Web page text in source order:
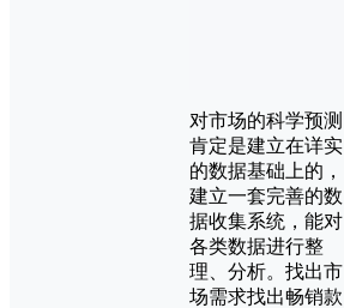
对市场的科学预测
肯定是建立在详实
的数据基础上的，
建立一套完善的数
据收集系统，能对
各类数据进行整
理、分析。找出市
场需求找出畅销款